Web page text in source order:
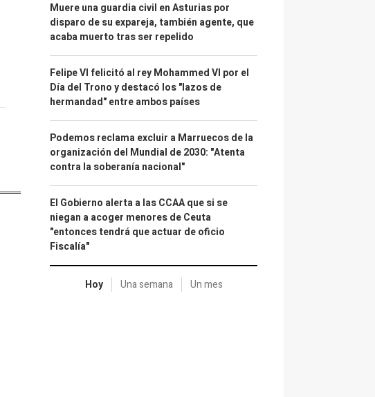
Muere una guardia civil en Asturias por
disparo de su expareja, también agente, que
acaba muerto tras ser repelido
Felipe VI felicitó al rey Mohammed VI por el
Día del Trono y destacó los "lazos de
hermandad" entre ambos países
Podemos reclama excluir a Marruecos de la
organización del Mundial de 2030: "Atenta
contra la soberanía nacional"
El Gobierno alerta a las CCAA que si se
niegan a acoger menores de Ceuta
"entonces tendrá que actuar de oficio
Fiscalía"
Hoy Una semana Un mes